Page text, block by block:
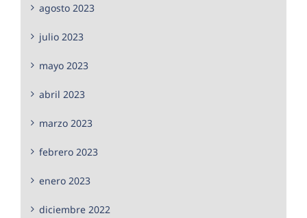
agosto 2023
julio 2023
mayo 2023
abril 2023
marzo 2023
febrero 2023
enero 2023
diciembre 2022